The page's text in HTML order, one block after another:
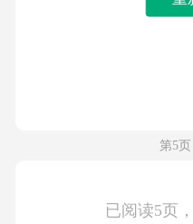
第5
已阅读5页